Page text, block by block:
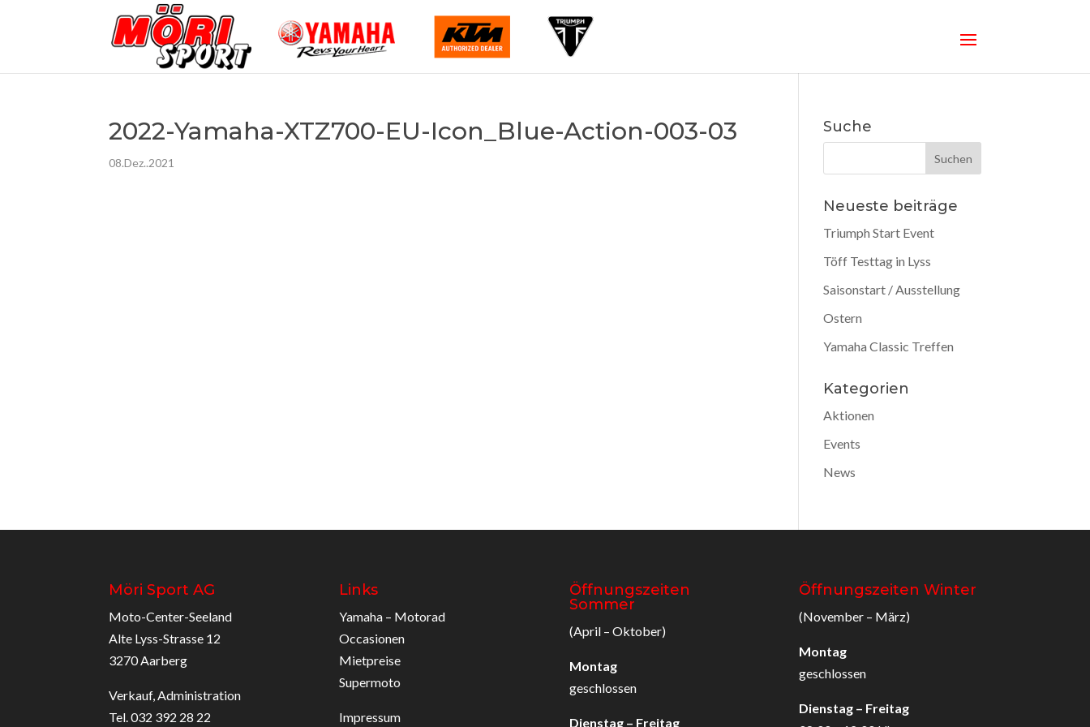
2022-Yamaha-XTZ700-EU-Icon_Blue-Action-003-03
08.Dez..2021
Suche
Neueste beiträge
Triumph Start Event
Töff Testtag in Lyss
Saisonstart / Ausstellung
Ostern
Yamaha Classic Treffen
Kategorien
Aktionen
Events
News
Möri Sport AG
Moto-Center-Seeland
Alte Lyss-Strasse 12
3270 Aarberg
Verkauf, Administration
Tel. 032 392 28 22
Links
Yamaha – Motorad
Occasionen
Mietpreise
Supermoto
Impressum
Öffnungszeiten
Sommer
(April – Oktober)
Montag
geschlossen
Dienstag – Freitag
Öffnungszeiten Winter
(November – März)
Montag
geschlossen
Dienstag – Freitag